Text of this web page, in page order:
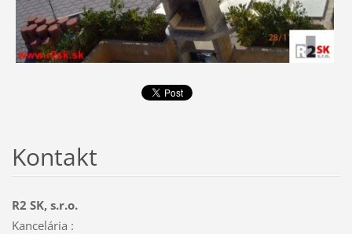
Kontakt
R2 SK, s.r.o.
Kancelária :